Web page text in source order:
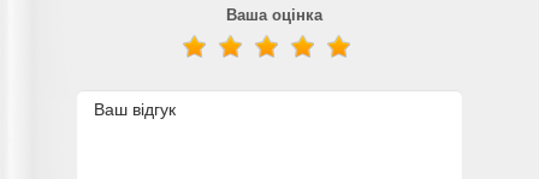
Ваша оцінка